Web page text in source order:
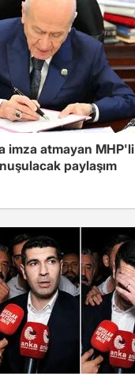
imza atmayan MHP'li
paylaşım